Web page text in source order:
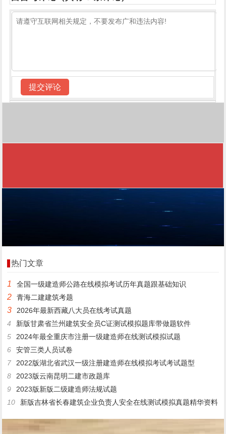
热门文章
1 全国一级建造师公路在线模拟考试历年真题跟基础知识
2 青海二建建筑考题
3
2026年最新西藏八大员在线考试真题
4
新版甘肃省兰州建筑安全员C证测试模拟题库带做题软件
5
2024年最全重庆市注册一级建造师在线测试模拟试题
6
安管三类人员试卷
7
2022版湖北省武汉一级注册建造师在线模拟考试考试题型
8
2023版云南昆明二建市政题库
9
2023版新版二级建造师法规试题
10
新版吉林省长春建筑企业负责人安全在线测试模拟真题精华资料